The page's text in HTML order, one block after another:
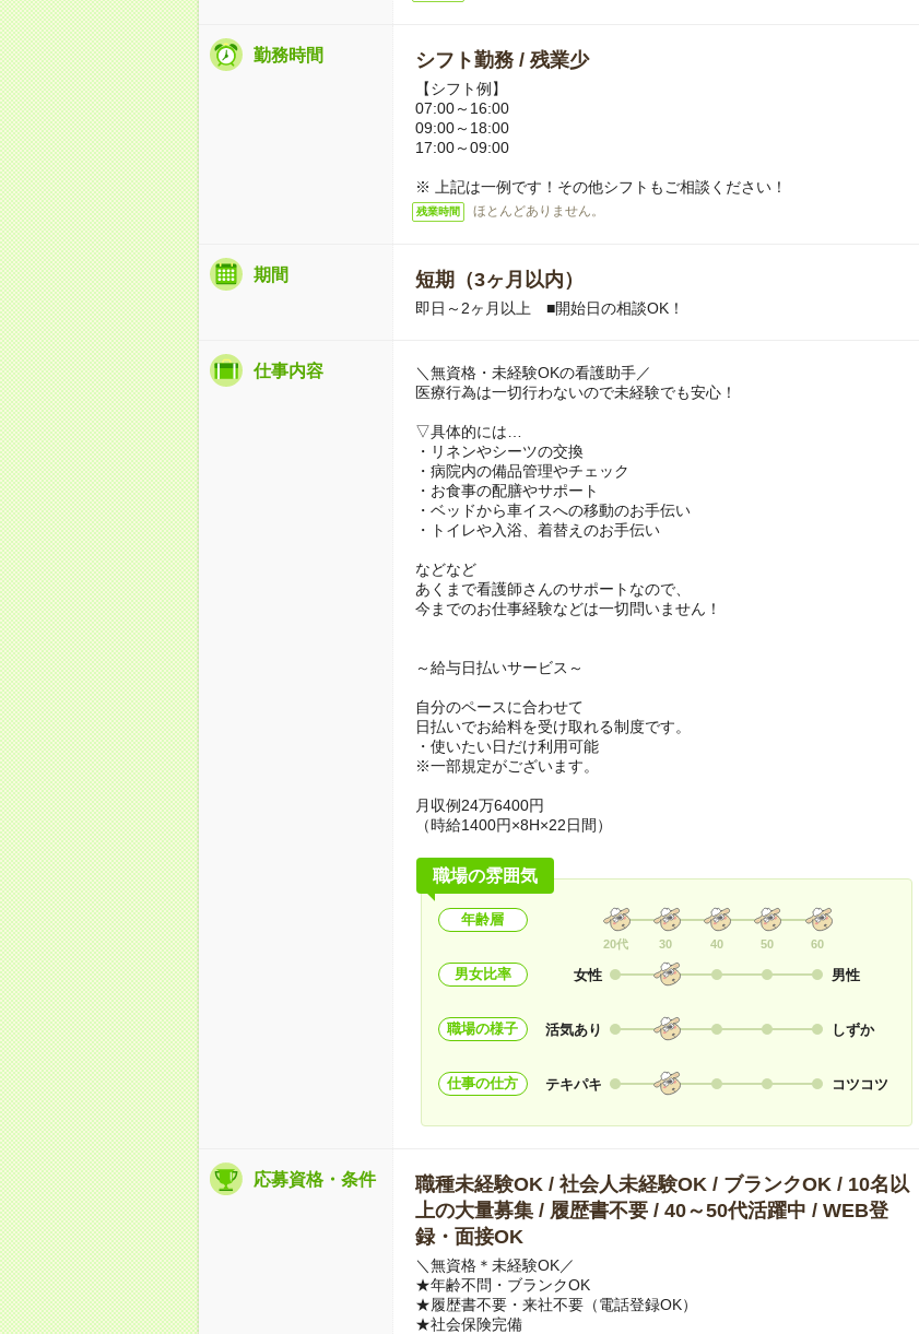
勤務時間 シフト勤務 / 残業少
【シフト例】
07:00～16:00
09:00～18:00
17:00～09:00
※ 上記は一例です！その他シフトもご相談ください！
残業時間 ほとんどありません。
期間 短期（3ヶ月以内）
即日～2ヶ月以上 ■開始日の相談OK！
仕事内容
＼無資格・未経験OKの看護助手／
医療行為は一切行わないので未経験でも安心！
▽具体的には…
・リネンやシーツの交換
・病院内の備品管理やチェック
・お食事の配膳やサポート
・ベッドから車イスへの移動のお手伝い
・トイレや入浴、着替えのお手伝い
などなど
あくまで看護師さんのサポートなので、
今までのお仕事経験などは一切問いません！
～給与日払いサービス～
自分のペースに合わせて
日払いでお給料を受け取れる制度です。
・使いたい日だけ利用可能
※一部規定がございます。
月収例24万6400円
（時給1400円×8H×22日間）
職場の雰囲気
年齢層
20代 30 40 50 60
男女比率 女性 男性
職場の様子 活気あり しずか
仕事の仕方 テキパキ コツコツ
応募資格・条件
職種未経験OK / 社会人未経験OK / ブランクOK / 10名以
上の大量募集 / 履歴書不要 / 40～50代活躍中 / WEB登
録・面接OK
＼無資格＊未経験OK／
★年齢不問・ブランクOK
★履歴書不要・来社不要（電話登録OK）
★社会保険完備